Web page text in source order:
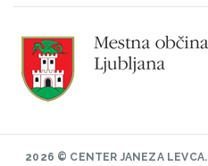
2026 © CENTER JANEZA LEVCA.